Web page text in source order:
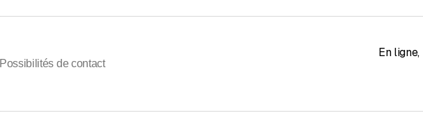
Possibilités de contact
En ligne,